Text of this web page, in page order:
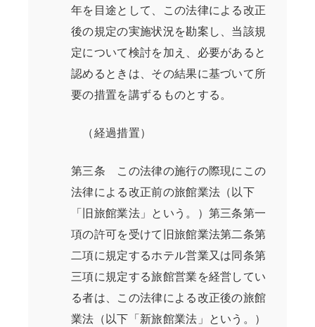
年を目途として、この法律による改正
後の規定の実施状況を勘案し、当該規
定について検討を加え、必要があると
認めるときは、その結果に基づいて所
要の措置を講ずるものとする。
（経過措置）
第三条 この法律の施行の際現にこの
法律による改正前の旅館業法（以下
「旧旅館業法」という。）第三条第一
項の許可を受けて旧旅館業法第二条第
二項に規定するホテル営業又は同条第
三項に規定する旅館営業を経営してい
る者は、この法律による改正後の旅館
業法（以下「新旅館業法」という。）